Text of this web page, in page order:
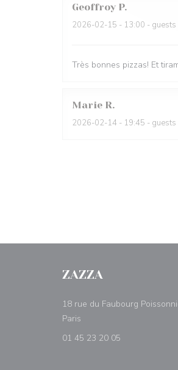
Geoffroy P
2026-02-15 - 13:00 - guests
Très bonnes pizzas! Et
Marie R
2026-02-14 - 19:45 - guests
ZAZZA
18 rue du Faubourg
Paris
01 45 23 20 05